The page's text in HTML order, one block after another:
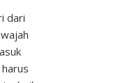
dari